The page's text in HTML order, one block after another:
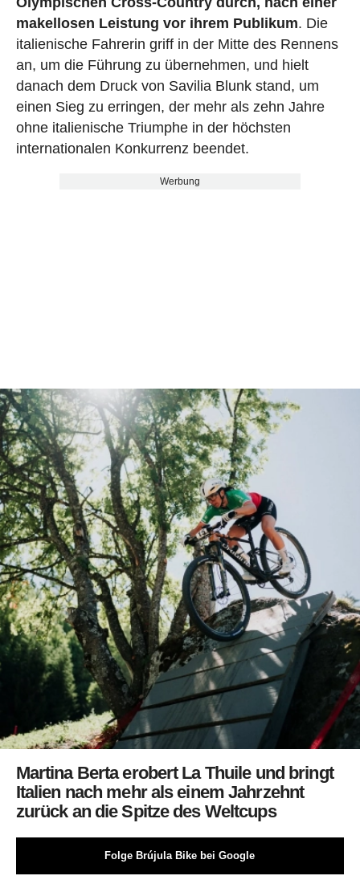
makellosen Leistung vor ihrem Publikum. Die
italienische Fahrerin griff in der Mitte des Rennens
an, um die Führung zu übernehmen, und hielt
danach dem Druck von Savilia Blunk stand, um
einen Sieg zu erringen, der mehr als zehn Jahre
ohne italienische Triumphe in der höchsten
internationalen Konkurrenz beendet.
Werbung
Martina Berta erobert La Thuile und bringt
Italien nach mehr als einem Jahrzehnt
zurück an die Spitze des Weltcups
Folge Brújula Bike bei Google